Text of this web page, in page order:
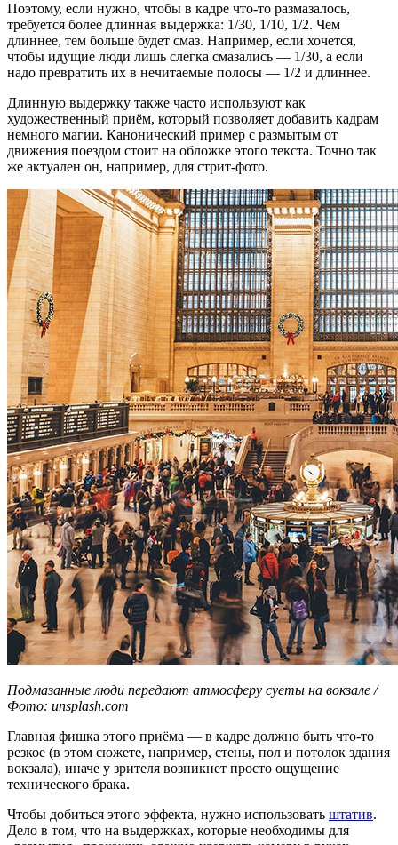
Поэтому, если нужно, чтобы в кадре что-то размазалось,
требуется более длинная выдержка: 1/30, 1/10, 1/2. Чем
длиннее, тем больше будет смаз. Например, если хочется,
чтобы идущие люди лишь слегка смазались — 1/30, а если
надо превратить их в нечитаемые полосы — 1/2 и длиннее.
Длинную выдержку также часто используют как
художественный приём, который позволяет добавить кадрам
немного магии. Канонический пример с размытым от
движения поездом стоит на обложке этого текста. Точно так
же актуален он, например, для стрит-фото.
Подмазанные люди передают атмосферу суеты на вокзале /
Фото: unsplash.com
Главная фишка этого приёма — в кадре должно быть что-то
резкое (в этом сюжете, например, стены, пол и потолок здания
вокзала), иначе у зрителя возникнет просто ощущение
технического брака.
Чтобы добиться этого эффекта, нужно использовать штатив.
Дело в том, что на выдержках, которые необходимы для